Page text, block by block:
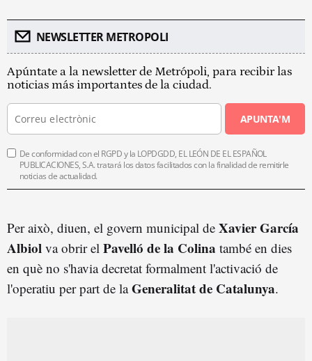
NEWSLETTER METROPOLI
Apúntate a la newsletter de Metrópoli, para recibir las
noticias más importantes de la ciudad.
APUNTA'M
De conformidad con el RGPD y la LOPDGDD, EL LEÓN DE EL ESPAÑOL
PUBLICACIONES, S.A. tratará los datos facilitados con la finalidad de remitirle
noticias de actualidad.
Per això, diuen, el govern municipal de Xavier García
Albiol va obrir el Pavelló de la Colina també en dies
en què no s'havia decretat formalment l'activació de
l'operatiu per part de laGeneralitat de Catalunya.